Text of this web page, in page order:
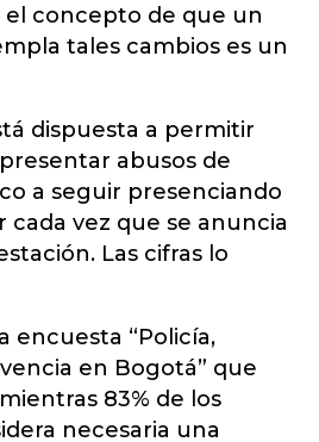
el concepto de que un
tales cambios es un
dispuesta a permitir
abusos de
a seguir presenciando
cada vez que se anuncia
Las cifras lo
encuesta “Policía,
en Bogotá” que
83% de los
necesaria una